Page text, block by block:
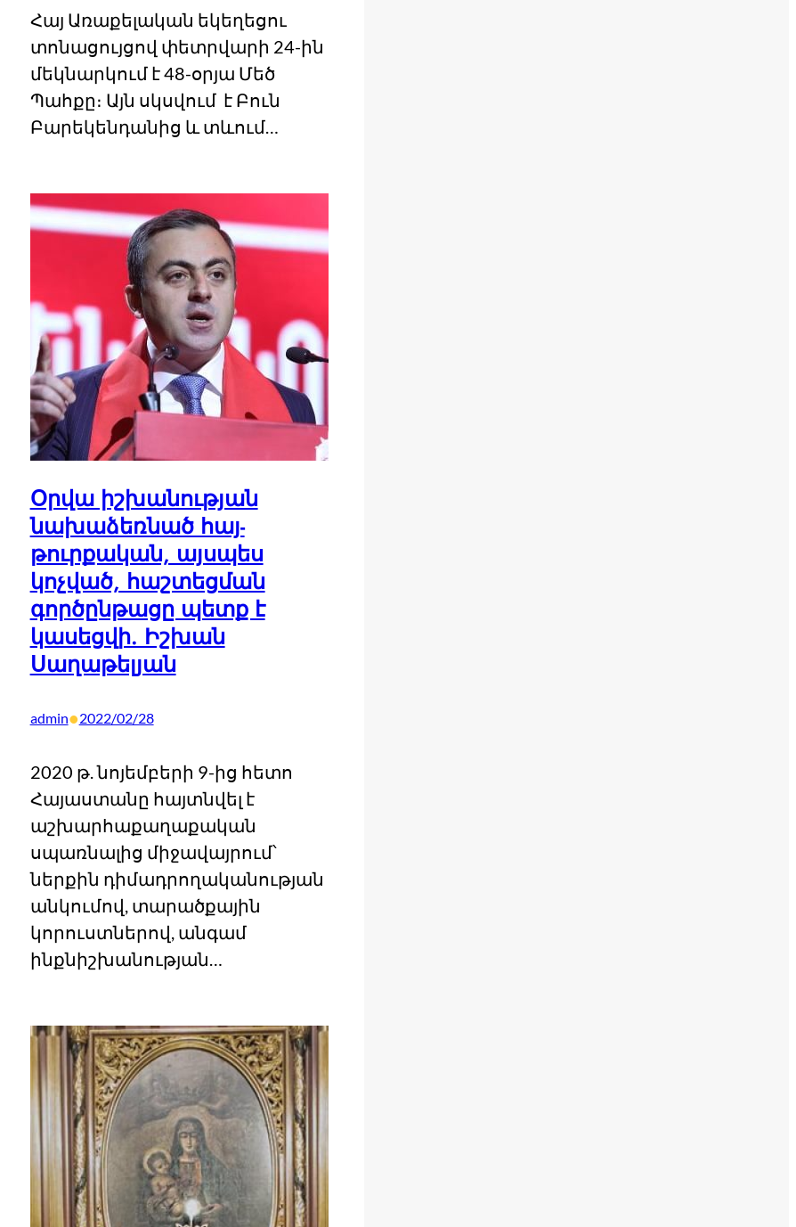
Հայ Առաքելական եկեղեցու
տոնացույցով փետրվարի 24-ին
մեկնարկում է 48-օրյա Մեծ
Պահքը։ Այն սկսվում է Բուն
Բարեկենդանից և տևում…
Օրվա իշխանության
նախաձեռնած հայ-
թուրքական, այսպես
կոչված, հաշտեցման
գործընթացը պետք է
կասեցվի. Իշխան
Սաղաթելյան
admin•2022/02/28
2020 թ. նոյեմբերի 9-ից հետո
Հայաստանը հայտնվել է
աշխարհաքաղաքական
սպառնալից միջավայրում՝
ներքին դիմադրողականության
անկումով, տարածքային
կորուստներով, անգամ
ինքնիշխանության…